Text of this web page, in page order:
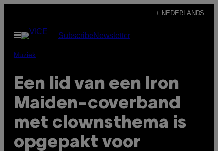
de
inhoud
+ NEDERLANDS
Open
menu
SubscribeNewsletter
Muziek
Een lid van een Iron
Maiden-coverband
met clownsthema is
opgepakt voor